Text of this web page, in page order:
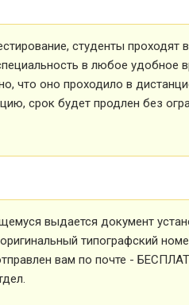
студенты
в любое удобное
что оно проходило в
срок будет продлен без
выдается документ
типографский
вам по почте -